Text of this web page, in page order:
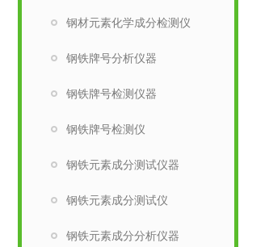
钢材元素化学成分检测仪
钢铁牌号分析仪器
钢铁牌号检测仪器
钢铁牌号检测仪
钢铁元素成分测试仪器
钢铁元素成分测试仪
钢铁元素成分分析仪器